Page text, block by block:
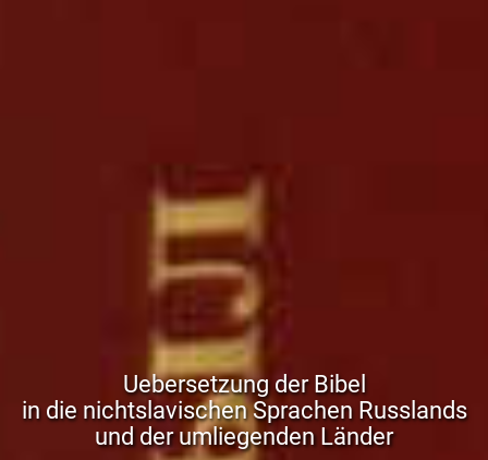
Uebersetzung der Bibel
in die nichtslavischen Sprachen Russlands
und der umliegenden Länder